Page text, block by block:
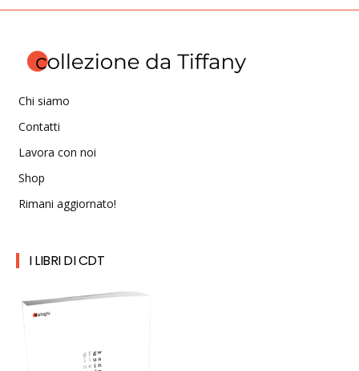
Chi siamo
Contatti
Lavora con noi
Shop
Rimani aggiornato!
I LIBRI DI CDT